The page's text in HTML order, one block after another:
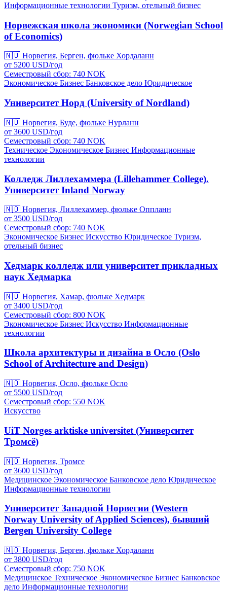
Информационные технологии Туризм, отельный бизнес
Норвежская школа экономики (Norwegian School
of Economics)
🇳🇴 Норвегия, Берген, фюльке Хордаланн
от 5200 USD/год
Семестровый сбор: 740 NOK
Экономическое Бизнес Банковское дело Юридическое
Университет Норд (University of Nordland)
🇳🇴 Норвегия, Буде, фюльке Нурланн
от 3600 USD/год
Семестровый сбор: 740 NOK
Техническое Экономическое Бизнес Информационные
технологии
Колледж Лиллехаммера (Lillehammer College).
Университет Inland Norway
🇳🇴 Норвегия, Лиллехаммер, фюльке Оппланн
от 3500 USD/год
Семестровый сбор: 740 NOK
Экономическое Бизнес Искусство Юридическое Туризм,
отельный бизнес
Хедмарк колледж или университет прикладных
наук Хедмарка
🇳🇴 Норвегия, Хамар, фюльке Хедмарк
от 3400 USD/год
Семестровый сбор: 800 NOK
Экономическое Бизнес Искусство Информационные
технологии
Школа архитектуры и дизайна в Осло (Oslo
School of Architecture and Design)
🇳🇴 Норвегия, Осло, фюльке Осло
от 5500 USD/год
Семестровый сбор: 550 NOK
Искусство
UiT Norges arktiske universitet (Университет
Тромсё)
🇳🇴 Норвегия, Тромсе
от 3600 USD/год
Медицинское Экономическое Банковское дело Юридическое
Информационные технологии
Университет Западной Норвегии (Western
Norway University of Applied Sciences), бывший
Bergen University College
🇳🇴 Норвегия, Берген, фюльке Хордаланн
от 3800 USD/год
Семестровый сбор: 750 NOK
Медицинское Техническое Экономическое Бизнес Банковское
дело Информационные технологии